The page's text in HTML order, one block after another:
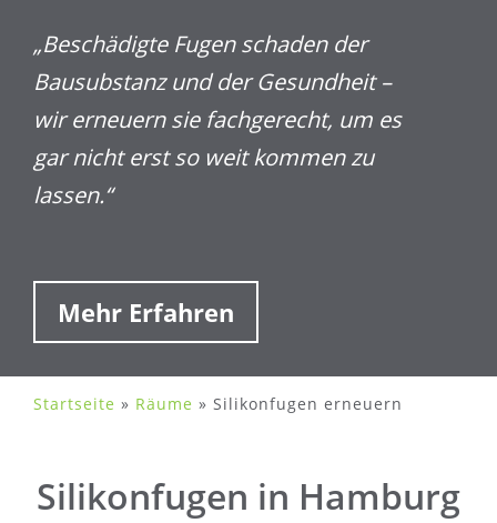
„Beschädigte Fugen schaden der
Bausubstanz und der Gesundheit –
wir erneuern sie fachgerecht, um es
gar nicht erst so weit kommen zu
lassen.“
Mehr Erfahren
Startseite » Räume » Silikonfugen erneuern
Silikonfugen in Hamburg